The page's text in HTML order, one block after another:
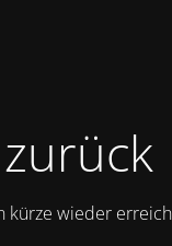
kürze wieder